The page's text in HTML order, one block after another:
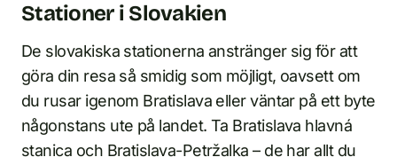
Stationer i Slovakien
De slovakiska stationerna anstränger sig för att
göra din resa så smidig som möjligt, oavsett om
du rusar igenom Bratislava eller väntar på ett byte
någonstans ute på landet. Ta Bratislava hlavná
stanica och Bratislava-Petržalka – de har allt du